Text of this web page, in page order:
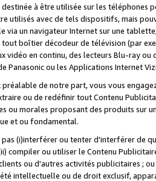
à être utilisée sur les téléphones
utilisés avec de tels dispositifs, mais
via un navigateur Internet sur une
tout boîtier décodeur de télévision (par
vidéo en continu, des lecteurs Blu-ray
Panasonic ou les Applications Internet
de notre part, vous vous
ou de redéfinir tout Contenu
ou morales proposant des produits sur
et ou fondamental.
(i)interférer ou tenter d'interférer de
compiler ou utiliser le Contenu
ou d'autres activités publicitaires ;
intellectuelle ou de droit exclusif,